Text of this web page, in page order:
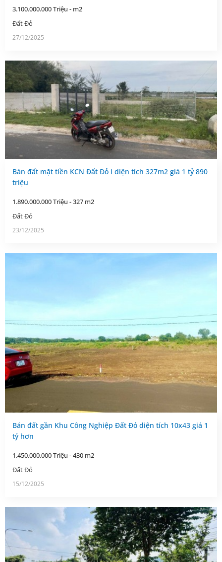
3.100.000.000 Triệu - m2
Đất Đỏ
27/12/2025
Bán đất mặt tiền KCN Đất Đỏ I diện tích 327m2 giá 1 tỷ 890
triệu
1.890.000.000 Triệu - 327 m2
Đất Đỏ
23/12/2025
Bán đất gần Khu Công Nghiệp Đất Đỏ diện tích 10x43 giá 1
tỷ hơn
1.450.000.000 Triệu - 430 m2
Đất Đỏ
15/12/2025